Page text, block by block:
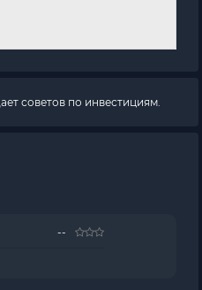
советов по инвестициям.
--